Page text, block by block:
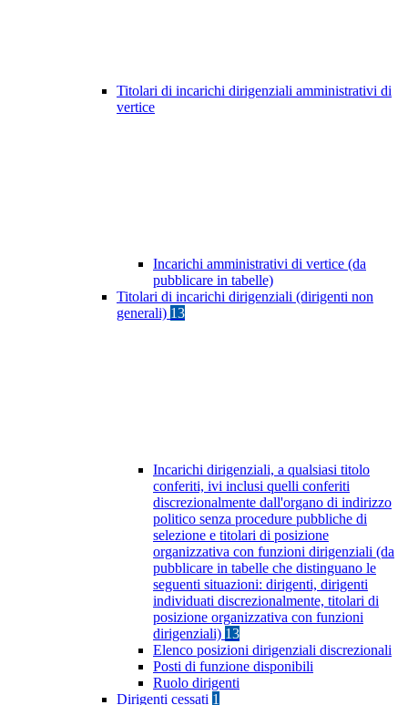
Titolari di incarichi dirigenziali amministrativi di
vertice
Incarichi amministrativi di vertice (da
pubblicare in tabelle)
Titolari di incarichi dirigenziali (dirigenti non
generali) 13
Incarichi dirigenziali, a qualsiasi titolo
conferiti, ivi inclusi quelli conferiti
discrezionalmente dall'organo di indirizzo
politico senza procedure pubbliche di
selezione e titolari di posizione
organizzativa con funzioni dirigenziali (da
pubblicare in tabelle che distinguano le
seguenti situazioni: dirigenti, dirigenti
individuati discrezionalmente, titolari di
posizione organizzativa con funzioni
dirigenziali) 13
Elenco posizioni dirigenziali discrezionali
Posti di funzione disponibili
Ruolo dirigenti
Dirigenti cessati 1